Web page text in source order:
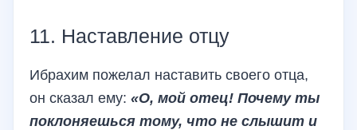
11. Наставление отцу
Ибрахим пожелал наставить своего отца,
он сказал ему: «О, мой отец! Почему ты
поклоняешься тому, что не слышит и